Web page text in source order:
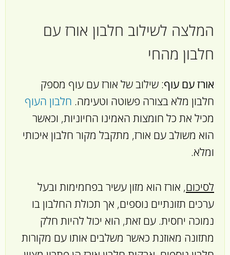
המלצה לשילוב חלבון אורז עם
חלבון מהחי
אורז עם עוף: שילוב של אורז עם עוף מספק
חלבון מלא בצורה פשוטה וטעימה. חלבון העוף
מכיל את כל חומצות האמינו החיוניות, וכאשר
הוא משולב עם אורז, מתקבל מקור חלבון איכותי
ומלא.
לסיכום, אורז הוא מזון עשיר בפחמימות ובעל
ערכים תזונתיים נוספים, אך תכולת החלבון בו
נמוכה יחסית. עם זאת, הוא יכול להיות חלק
מתזונה מאוזנת כאשר משלבים אותו עם מקורות